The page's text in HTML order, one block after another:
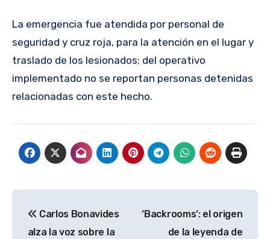
La emergencia fue atendida por personal de
seguridad y cruz roja, para la atención en el lugar y
traslado de los lesionados; del operativo
implementado no se reportan personas detenidas
relacionadas con este hecho.
de
Carlos Bonavides
alza la voz sobre la
‘Backrooms’: el origen
de la leyenda de